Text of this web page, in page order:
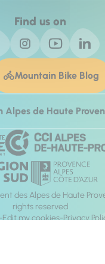
Find us on
Mountain Bike Blog
Alpes de Haute
des Alpes de Haute
rights reserved
Edit my cookies Privacy